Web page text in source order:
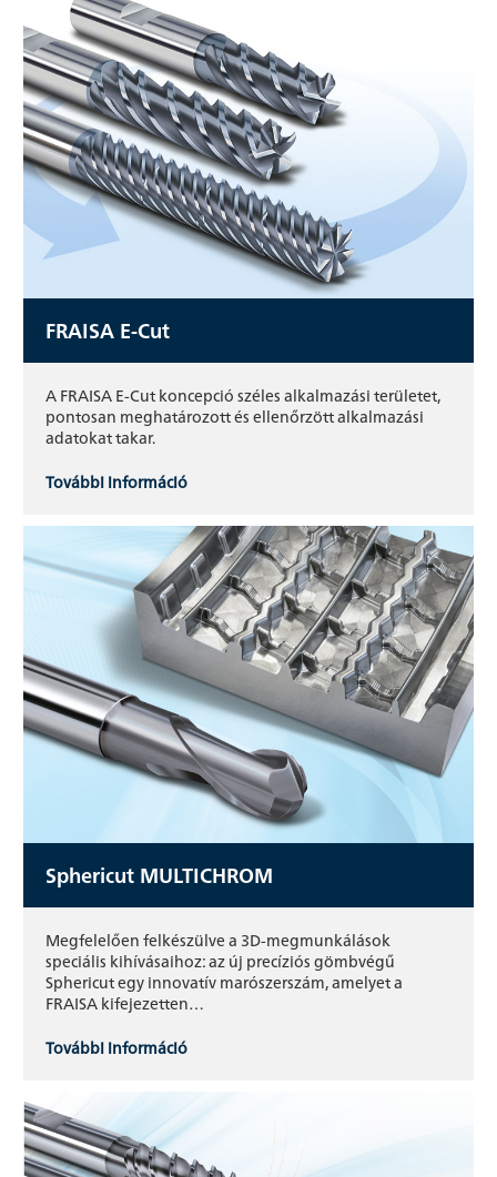
FRAISA E-Cut
A FRAISA E-Cut koncepció széles alkalmazási területet,
pontosan meghatározott és ellenőrzött alkalmazási
adatokat takar.
További információ
Sphericut MULTICHROM
Megfelelően felkészülve a 3D-megmunkálások
speciális kihívásaihoz: az új precíziós gömbvégű
Sphericut egy innovatív marószerszám, amelyet a
FRAISA kifejezetten…
További információ